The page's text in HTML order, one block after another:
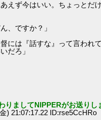
えず今はいい。ちょっとだ
、ですか？」
には『話すな』って言われ
だろ」
りましてNIPPERがお送りし
) 21:07:17.22 ID:rse5CcHRo